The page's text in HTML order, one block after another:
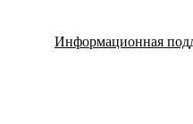
Информационная